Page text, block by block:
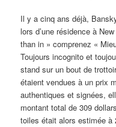
Il y a cinq ans déjà,
lors d’une résidence à
than in » comprenez «
Toujours incognito et
stand sur un bout de
étaient vendues à un prix
authentiques et signées,
montant total de 309
toiles était alors estimée à